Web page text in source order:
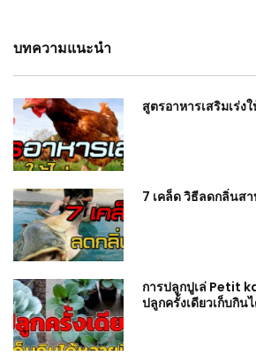
บทความแนะนำ
สูตรอาหารเสริมเร่ง
7 เคล็ด วิธีลดกลิ่นส
การปลูกปูเล่ Petit
ปลูกครั้งเดียวเก็บกิน